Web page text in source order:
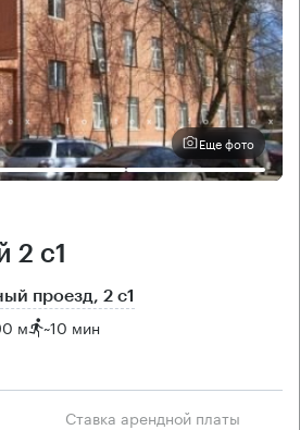
Еще фото
2 с1
проезд, 2 с1
м ~10 мин
Ставка арендной платы